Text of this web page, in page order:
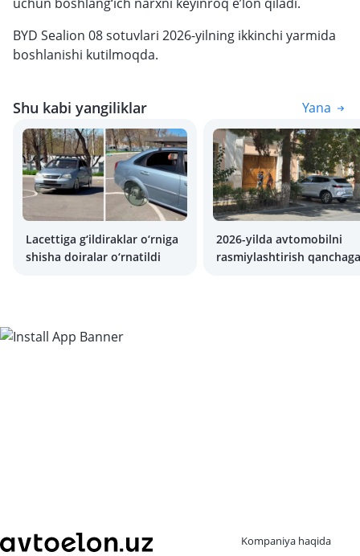
BYD Sealion 08 sotuvlari 2026-yilning ikkinchi yarmida
boshlanishi kutilmoqda.
Shu kabi yangiliklar Yana
Lacettiga g‘ildiraklar o‘rniga
shisha doiralar o‘rnatildi
2026-yilda avtomobilni
rasmiylashtirish qanchaga
Kompaniya haqida